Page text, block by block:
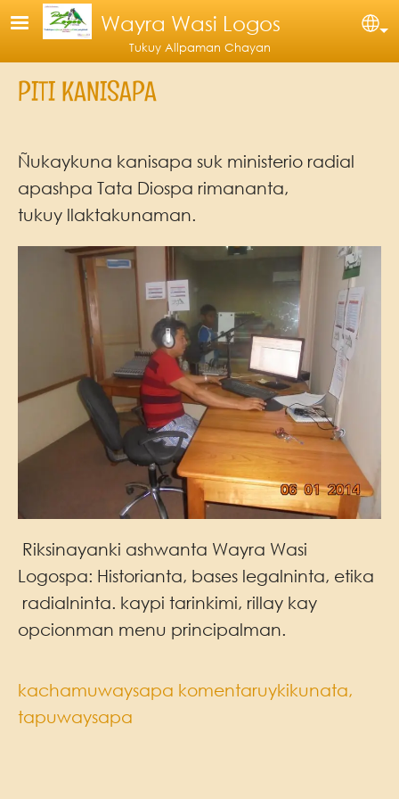
Skip to main contentWayra Wasi Logos
Tukuy Allpaman Chayan
PITI KANISAPA
Ñukaykuna kanisapa suk ministerio radial
apashpa Tata Diospa rimananta,
tukuy llaktakunaman.
Riksinayanki ashwanta Wayra Wasi
Logospa: Historianta, bases legalninta, etika
radialninta. kaypi tarinkimi, rillay kay
opcionman menu principalman.
kachamuwaysapa komentaruykikunata,
tapuwaysapa